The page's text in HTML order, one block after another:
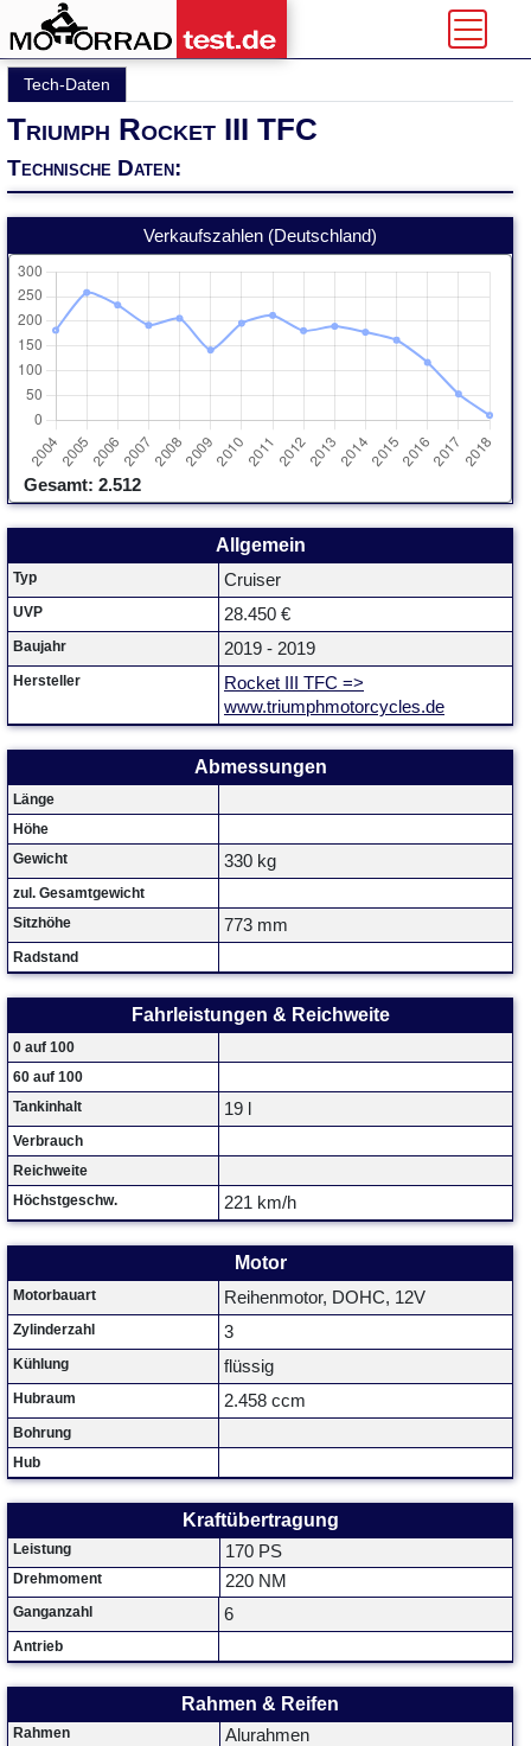
Tech-Daten
Triumph Rocket III TFC
Technische Daten:
Verkaufszahlen (Deutschland)
Gesamt: 2.512
Allgemein
Typ Cruiser
UVP 28.450 €
Baujahr 2019 - 2019
Hersteller
Rocket III TFC =>
www.triumphmotorcycles.de
Abmessungen
Länge
Höhe
Gewicht
330 kg
zul. Gesamtgewicht
Sitzhöhe
773 mm
Radstand
Fahrleistungen & Reichweite
0 auf 100
60 auf 100
Tankinhalt
19 l
Verbrauch
Reichweite
Höchstgeschw.
221 km/h
Motor
Motorbauart Reihenmotor, DOHC, 12V
Zylinderzahl 3
Kühlung flüssig
Hubraum 2.458 ccm
Bohrung
Hub
Kraftübertragung
Leistung 170 PS
Drehmoment 220 NM
Ganganzahl 6
Antrieb
Rahmen & Reifen
Rahmen
Alurahmen